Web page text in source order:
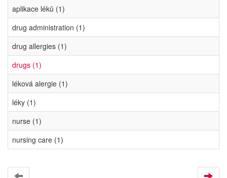
aplikace léků (1)
drug administration (1)
drug allergies (1)
drugs (1)
léková alergie (1)
léky (1)
nurse (1)
nursing care (1)